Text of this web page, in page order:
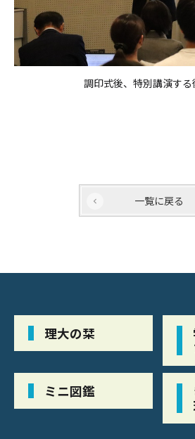
調印式後、特別講演す
一覧に戻る
理大の栞
ミニ図鑑